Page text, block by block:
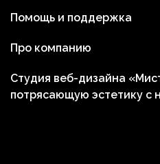
Помощь и поддержка
Про компанию
Студия веб-дизайна
потрясающую эстетику с